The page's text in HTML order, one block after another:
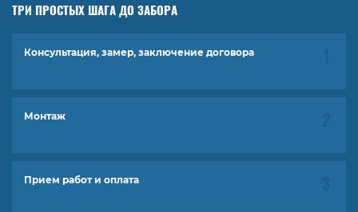
ТРИ ПРОСТЫХ ШАГА ДО ЗАБОРА
Консультация, замер, заключение договора
Монтаж
Прием работ и оплата